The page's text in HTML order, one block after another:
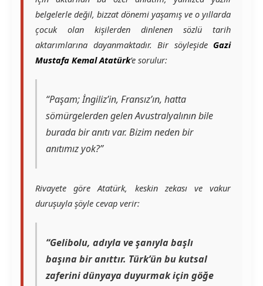
belgelerle değil, bizzat dönemi yaşamış ve o yıllarda
çocuk olan kişilerden dinlenen sözlü tarih
aktarımlarına dayanmaktadır. Bir söyleşide Gazi
Mustafa Kemal Atatürk’e sorulur:
“Paşam; İngiliz’in, Fransız’ın, hatta
sömürgelerden gelen Avustralyalının bile
burada bir anıtı var. Bizim neden bir
anıtımız yok?”
Rivayete göre Atatürk, keskin zekası ve vakur
duruşuyla şöyle cevap verir:
“Gelibolu, adıyla ve şanıyla başlı
başına bir anıttır. Türk’ün bu kutsal
zaferini dünyaya duyurmak için göğe